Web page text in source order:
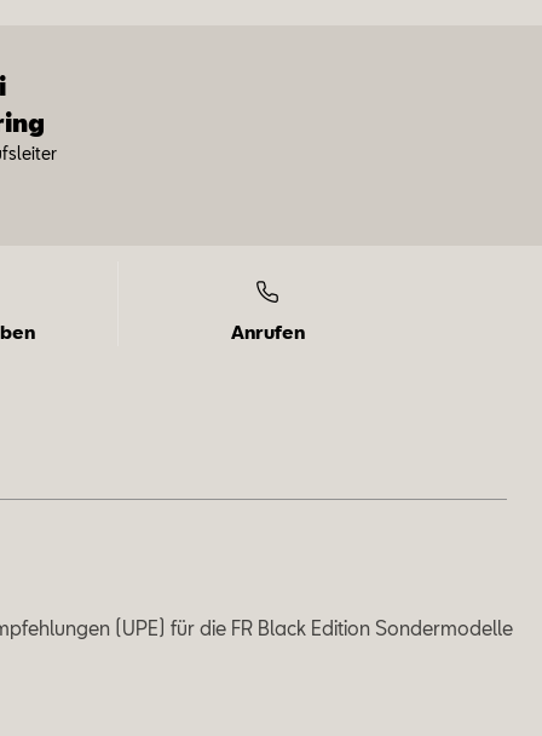
Anrufen
(UPE) für die FR Black Edition Sondermodelle